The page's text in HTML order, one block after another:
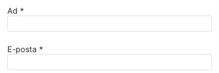
Ad *
E-posta *